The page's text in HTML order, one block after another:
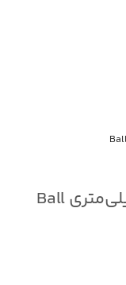
جعبه مهمات دکوری ۱۲.۷×۱۰۸ میلی‌متری Ball